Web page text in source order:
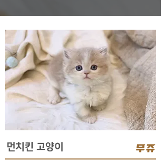
먼치킨 고양이 무쥬